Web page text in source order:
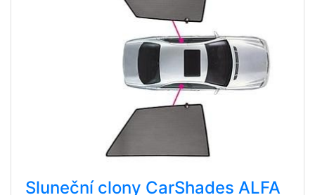
Sluneční clony CarShades ALFA